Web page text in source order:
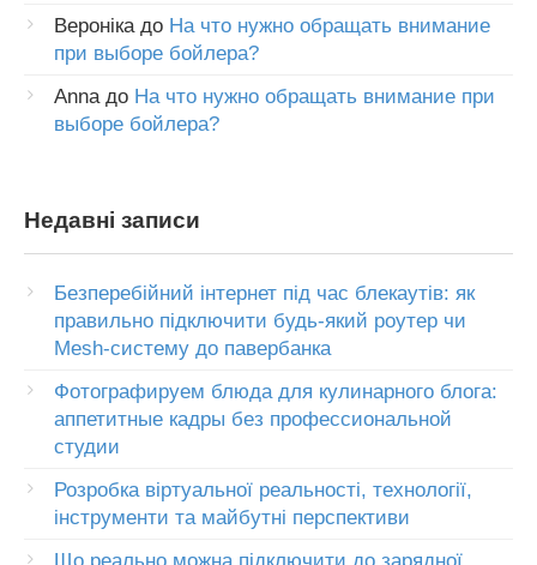
Веронікадо На что нужно обращать внимание
при выборе бойлера?
Annaдо На что нужно обращать внимание при
выборе бойлера?
Недавні записи
Безперебійний інтернет під час блекаутів: як
правильно підключити будь-який роутер чи
Mesh-систему до павербанка
Фотографируем блюда для кулинарного блога:
аппетитные кадры без профессиональной
студии
Розробка віртуальної реальності, технології,
інструменти та майбутні перспективи